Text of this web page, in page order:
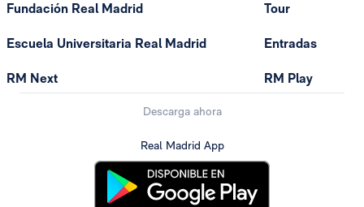
Fundación Real Madrid
Escuela Universitaria Real Madrid
RM Next
Tour
Entradas
RM Play
Descarga ahora
Real Madrid App